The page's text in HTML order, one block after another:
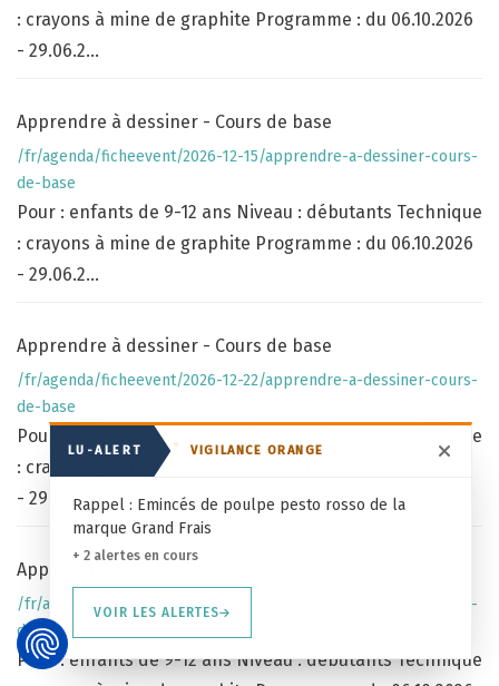
LU-ALERT VIGILANCE ORANGE
Rappel : Emincés de poulpe pesto rosso de la
marque Grand Frais
+ 2 alertes en cours
VOIR LES ALERTES
: crayons à mine de graphite Programme : du 06.10.2026
- 29.06.2...
Apprendre à dessiner - Cours de base
/fr/agenda/ficheevent/2026-12-15/apprendre-a-dessiner-cours-
de-base
Pour : enfants de 9-12 ans Niveau : débutants Technique
: crayons à mine de graphite Programme : du 06.10.2026
- 29.06.2...
Apprendre à dessiner - Cours de base
/fr/agenda/ficheevent/2026-12-22/apprendre-a-dessiner-cours-
de-base
Pour : enfants de 9-12 ans Niveau : débutants Technique
: crayons à mine de graphite Programme : du 06.10.2026
- 29.06.2...
Apprendre à dessiner - Cours de base
/fr/agenda/ficheevent/2026-12-29/apprendre-a-dessiner-cours-
de-base
Pour : enfants de 9-12 ans Niveau : débutants Technique